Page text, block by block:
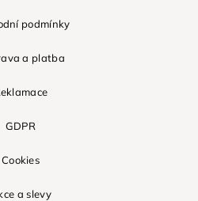
podmínky
a platba
GDPR
Cookies
a slevy